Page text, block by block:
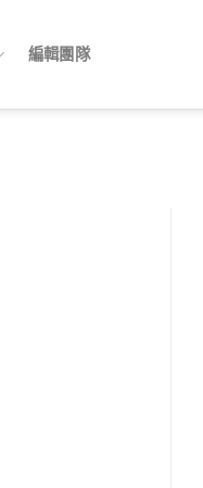
編輯團隊